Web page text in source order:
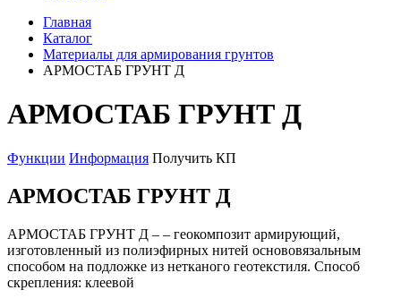
Главная
Каталог
Материалы для армирования грунтов
АРМОСТАБ ГРУНТ Д
АРМОСТАБ ГРУНТ Д
Функции Информация Получить КП
АРМОСТАБ ГРУНТ Д
АРМОСТАБ ГРУНТ Д – – геокомпозит армирующий,
изготовленный из полиэфирных нитей основовязальным
способом на подложке из нетканого геотекстиля. Способ
скрепления: клеевой